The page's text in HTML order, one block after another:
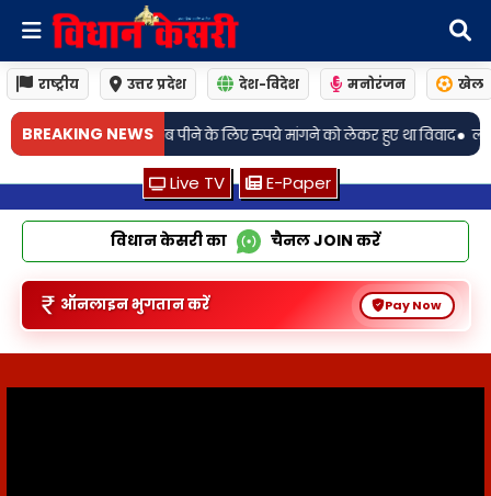
राष्ट्रीय उत्तर प्रदेश देश-विदेश मनोरंजन खेल
BREAKING NEWS
को लेकर हुए था विवाद • लखनऊ: सैरपुर थाना क्षेत्र में सड़क हादसे में बाइक
Live TV E-Paper
विधान केसरी का चैनलJOIN करें
ऑनलाइन भुगतान करें Pay Now